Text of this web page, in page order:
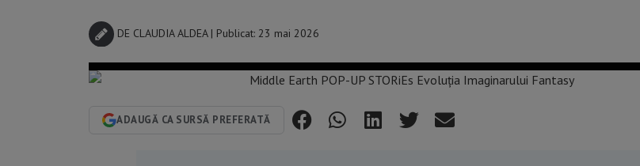
DE CLAUDIA ALDEA | Publicat: 23 mai 2026
ADAUGĂ CA SURSĂ PREFERATĂ